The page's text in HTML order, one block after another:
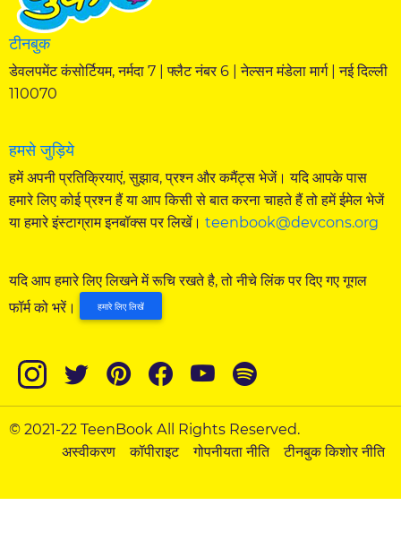
टीनबुक
डेवलपमेंट कंसोर्टियम, नर्मदा 7 | फ्लैट नंबर 6 | नेल्सन मंडेला मार्ग | नई दिल्ली
110070
हमसे जुड़िये
हमें अपनी प्रतिक्रियाएं, सुझाव, प्रश्न और कमैंट्स भेजें। यदि आपके पास
हमारे लिए कोई प्रश्न हैं या आप किसी से बात करना चाहते हैं तो हमें ईमेल भेजें
या हमारे इंस्टाग्राम इनबॉक्स पर लिखें।teenbook@devcons.org
यदि आप हमारे लिए लिखने में रूचि रखते है, तो नीचे लिंक पर दिए गए गूगल
फॉर्म को भरें।
हमारे लिए लिखें
© 2021-22 TeenBook All Rights Reserved.
अस्वीकरण
कॉपीराइट गोपनीयता नीति टीनबुक किशोर नीति